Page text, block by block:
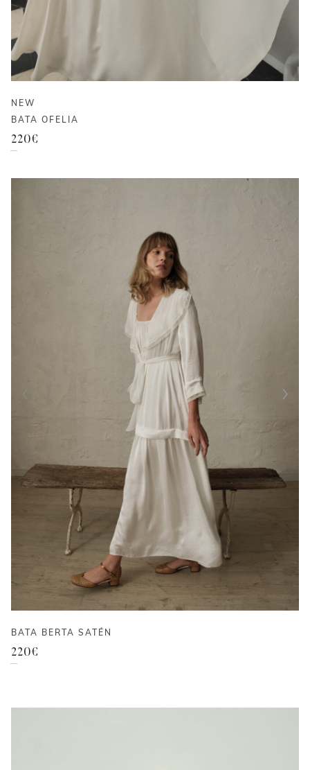
NEW
BATA OFELIA
220€
BATA BERTA SATÉN
220€